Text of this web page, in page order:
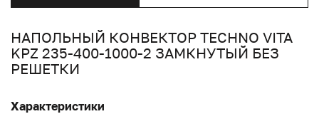
НАПОЛЬНЫЙ КОНВЕКТОР TECHNO VITA
KPZ 235-400-1000-2 ЗАМКНУТЫЙ БЕЗ
РЕШЕТКИ
Характеристики